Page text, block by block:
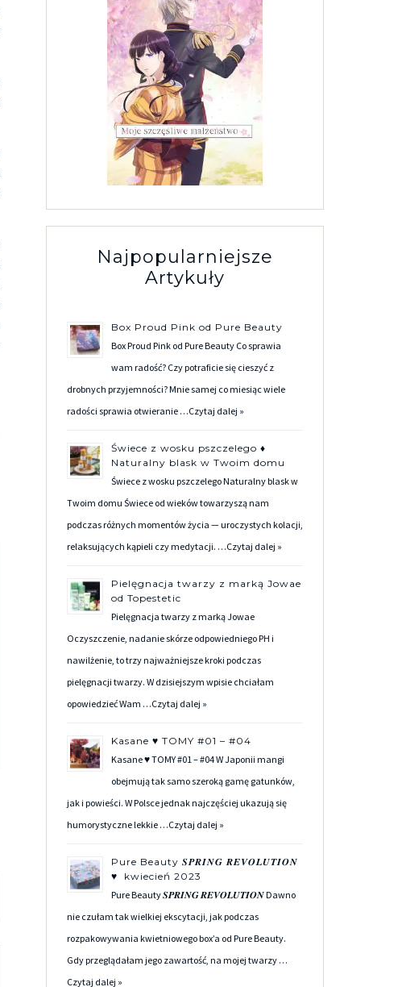
Najpopularniejsze
Artykuły
Box Proud Pink od Pure Beauty
Box Proud Pink od Pure Beauty Co sprawia
wam radość? Czy potraficie się cieszyć z
drobnych przyjemności? Mnie samej co miesiąc wiele
radości sprawia otwieranie …Czytaj dalej »
Świece z wosku pszczelego ♦
Naturalny blask w Twoim domu
Świece z wosku pszczelego Naturalny blask w
Twoim domu Świece od wieków towarzyszą nam
podczas różnych momentów życia — uroczystych kolacji,
relaksujących kąpieli czy medytacji. …Czytaj dalej »
Pielęgnacja twarzy z marką Jowae
od Topestetic
Pielęgnacja twarzy z marką Jowae
Oczyszczenie, nadanie skórze odpowiedniego PH i
nawilżenie, to trzy najważniejsze kroki podczas
pielęgnacji twarzy. W dzisiejszym wpisie chciałam
opowiedzieć Wam …Czytaj dalej »
Kasane ♥ TOMY #01 – #04
Kasane ♥ TOMY #01 – #04 W Japonii mangi
obejmują tak samo szeroką gamę gatunków,
jak i powieści. W Polsce jednak najczęściej ukazują się
humorystyczne lekkie …Czytaj dalej »
Pure Beauty 𝑺𝑷𝑹𝑰𝑵𝑮 𝑹𝑬𝑽𝑶𝑳𝑼𝑻𝑰𝑶𝑵
♥ kwiecień 2023
Pure Beauty 𝑺𝑷𝑹𝑰𝑵𝑮 𝑹𝑬𝑽𝑶𝑳𝑼𝑻𝑰𝑶𝑵 Dawno
nie czułam tak wielkiej ekscytacji, jak podczas
rozpakowywania kwietniowego box’a od Pure Beauty.
Gdy przeglądałam jego zawartość, na mojej twarzy …
Czytaj dalej »